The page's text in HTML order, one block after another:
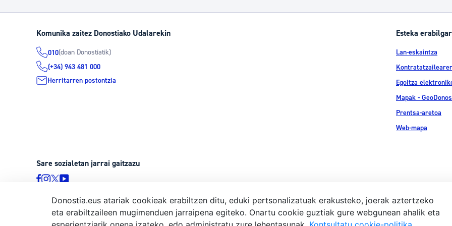
Komunika zaitez Donostiako Udalarekin
010(doan Donostiatik)
(+34) 943 481 000
Herritarren postontzia
Esteka
Lan-eskaintza
Egoitza
Mapak -
Prentsa-aretoa
Web-mapa
Sare sozialetan jarrai gaitzazu
© Donostiako Udala, Ijentea 1, 20003 Donostia Lege-
Donostia.eus atariak cookieak erabiltzen ditu, eduki pertsonalizatuak erakusteko, joerak aztertzeko
eta erabiltzaileen mugimenduen jarraipena egiteko. Onartu cookie guztiak gure webgunean ahalik eta